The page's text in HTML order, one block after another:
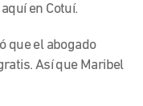
en Cotuí.
que el abogado
Así que Maribel